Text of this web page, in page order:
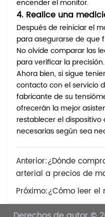
encender el monitor.
4. Realice una
Después de reiniciar el
para asegurarse de que
No olvide comparar las
para verificar la precisión.
Ahora bien, si sigue
contacto con el servicio
fabricante de su
ofrecerán la mejor
restablecer el
necesarias según sea
Anterior:¿Dónde
arterial a precios de
Próximo:¿Cómo leer el